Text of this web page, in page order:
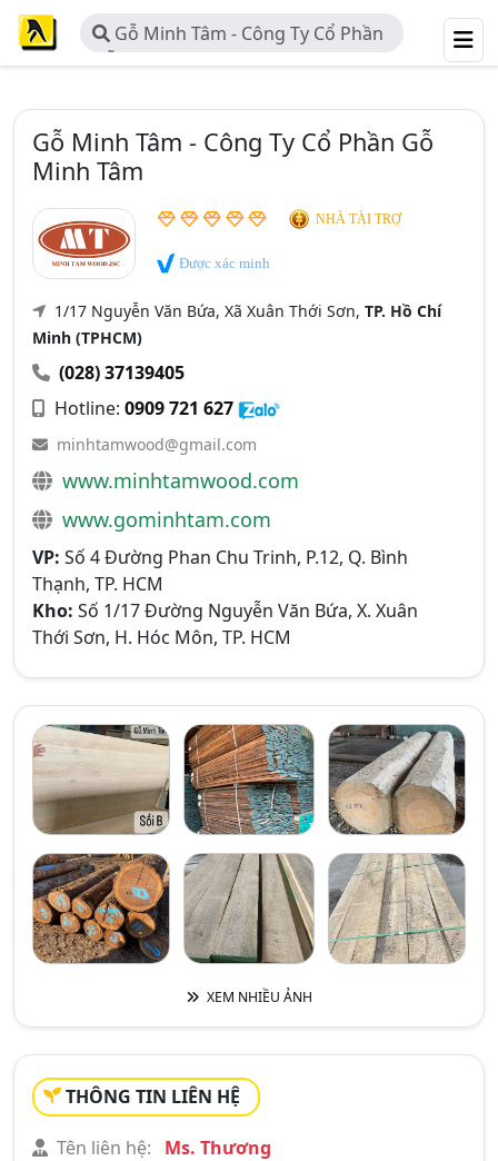
Gỗ Minh Tâm - Công Ty Cổ Phần
Gỗ Minh Tâm
Gỗ Minh Tâm - Công Ty Cổ Phần Gỗ
Minh Tâm
NHÀ TÀI TRỢ
Được xác minh
1/17 Nguyễn Văn Bứa, Xã Xuân Thới Sơn, TP. Hồ Chí
Minh (TPHCM)
(028) 37139405
Hotline: 0909 721 627
minhtamwood@gmail.com
www.minhtamwood.com
www.gominhtam.com
VP: Số 4 Đường Phan Chu Trinh, P.12, Q. Bình
Thạnh, TP. HCM
Kho: Số 1/17 Đường Nguyễn Văn Bứa, X. Xuân
Thới Sơn, H. Hóc Môn, TP. HCM
XEM NHIỀU ẢNH
THÔNG TIN LIÊN HỆ
Tên liên hệ:
Ms. Thương